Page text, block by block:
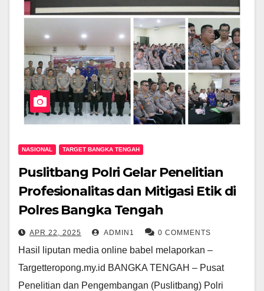
NASIONAL TARGET BANGKA TENGAH
Puslitbang Polri Gelar Penelitian
Profesionalitas dan Mitigasi Etik di
Polres Bangka Tengah
APR 22, 2025 ADMIN1 0 COMMENTS
Hasil liputan media online babel melaporkan –
Targetteropong.my.id BANGKA TENGAH – Pusat
Penelitian dan Pengembangan (Puslitbang) Polri